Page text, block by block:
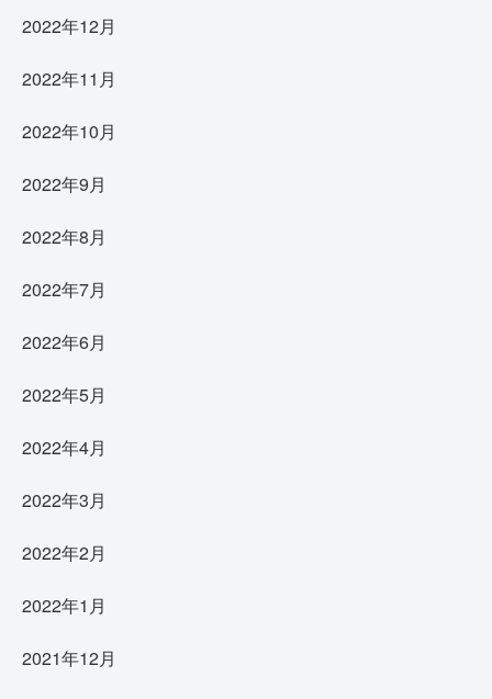
2022年12月
2022年11月
2022年10月
2022年9月
2022年8月
2022年7月
2022年6月
2022年5月
2022年4月
2022年3月
2022年2月
2022年1月
2021年12月